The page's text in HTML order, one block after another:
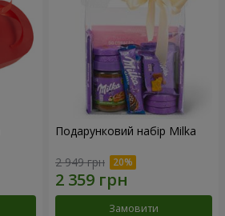
Подарунковий набір Milka
2 949 грн
Замовити